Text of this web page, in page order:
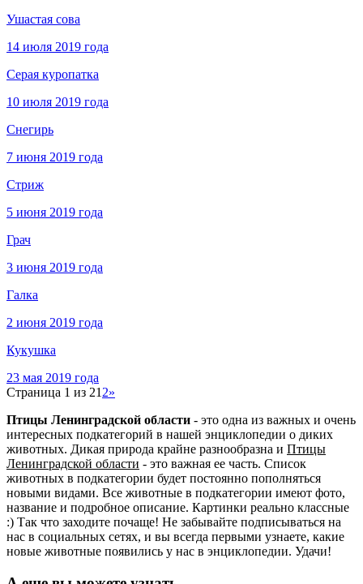
Ушастая сова
14 июля 2019 года
Серая куропатка
10 июля 2019 года
Снегирь
7 июня 2019 года
Стриж
5 июня 2019 года
Грач
3 июня 2019 года
Галка
2 июня 2019 года
Кукушка
23 мая 2019 года
Страница 1 из 21 2»
Птицы Ленинградской области - это одна из важных и очень
интересных подкатегорий в нашей энциклопедии о диких
животных. Дикая природа крайне разнообразна и Птицы
Ленинградской области - это важная ее часть. Список
животных в подкатегории будет постоянно пополняться
новыми видами. Все животные в подкатегории имеют фото,
название и подробное описание. Картинки реально классные
:) Так что заходите почаще! Не забывайте подписываться на
нас в социальных сетях, и вы всегда первыми узнаете, какие
новые животные появились у нас в энциклопедии. Удачи!